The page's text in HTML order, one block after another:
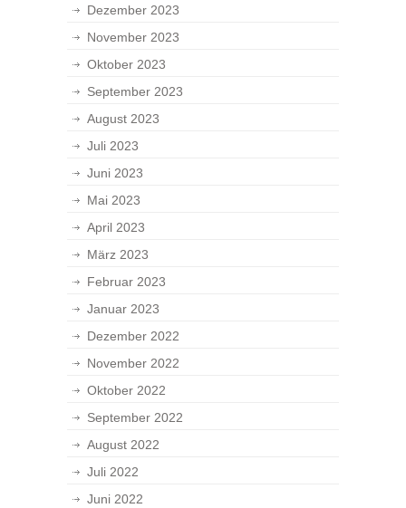
Dezember 2023
November 2023
Oktober 2023
September 2023
August 2023
Juli 2023
Juni 2023
Mai 2023
April 2023
März 2023
Februar 2023
Januar 2023
Dezember 2022
November 2022
Oktober 2022
September 2022
August 2022
Juli 2022
Juni 2022